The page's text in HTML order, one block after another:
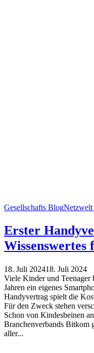
Gesellschafts Blog
Erster
18. Juli 202418. Juli 2024
Viele Kinder und Teenager
Jahren ein eigenes
Handyvertrag spielt die
Für den Zweck stehen
Schon von Kindesbeinen
Branchenverbands Bitkom
aller...